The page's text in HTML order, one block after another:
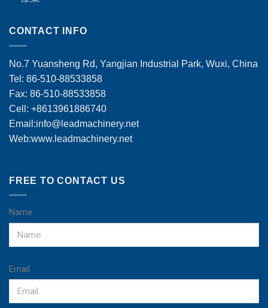
CONTACT INFO
No.7 Yuansheng Rd, Yangjian Industrial Park, Wuxi, China
Tel: 86-510-88533858
Fax: 86-510-88533858
Cell: +8613961886740
Email:info@leadmachinery.net
Web:www.leadmachinery.net
FREE TO CONTACT US
Name
Email